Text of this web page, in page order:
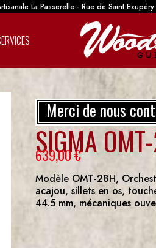
La Passerelle - Rue de Saint
Merci de nous
SIGMA
639,00€
Modèle OMT-28H,
acajou, sillets en os,
44.5 mm, mécaniques